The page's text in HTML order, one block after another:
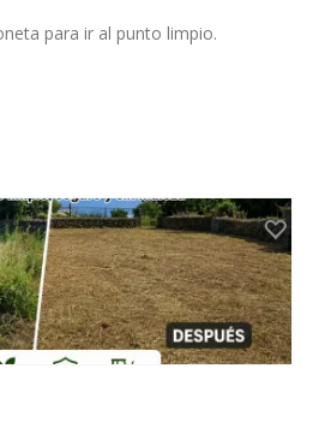
para ir al punto limpio.